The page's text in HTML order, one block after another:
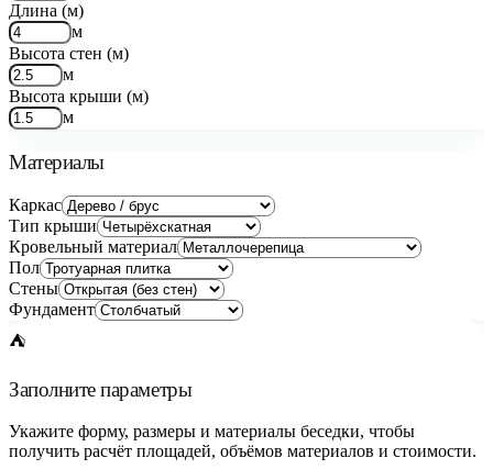
Длина (м)
м
Высота стен (м)
м
Высота крыши (м)
м
Материалы
Каркас
Тип крыши
Кровельный материал
Пол
Стены
Фундамент
⛺
Заполните параметры
Укажите форму, размеры и материалы беседки, чтобы
получить расчёт площадей, объёмов материалов и стоимости.